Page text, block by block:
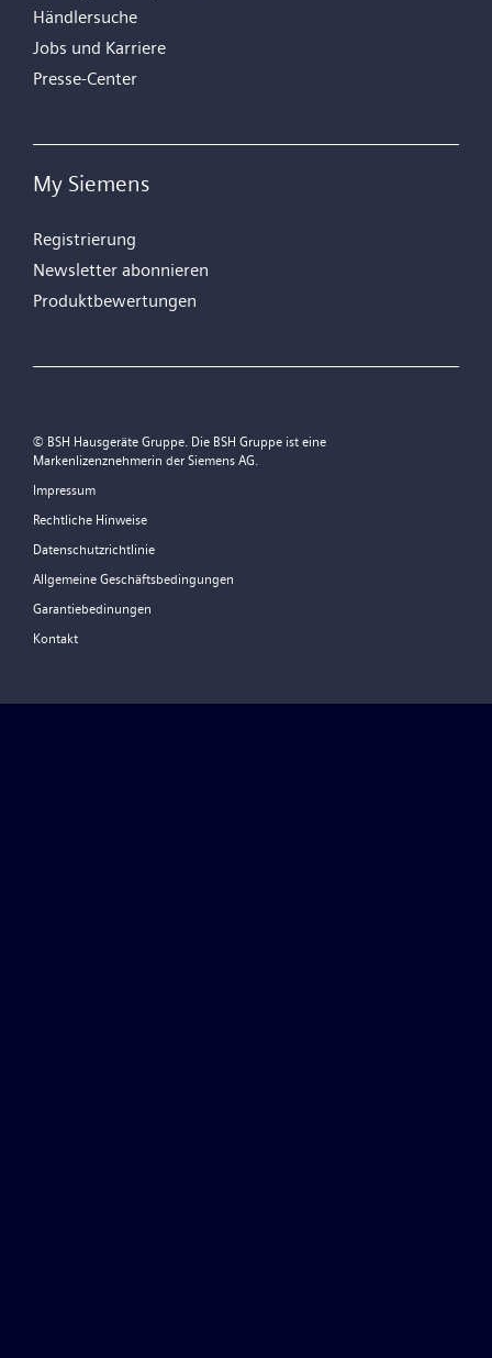
Händlersuche
Jobs und Karriere
Presse-Center
My Siemens
Registrierung
Newsletter abonnieren
Produktbewertungen
© BSH Hausgeräte Gruppe. Die BSH Gruppe ist eine
Markenlizenznehmerin der Siemens AG.
Impressum
Rechtliche Hinweise
Datenschutzrichtlinie
Allgemeine Geschäftsbedingungen
Garantiebedinungen
Kontakt